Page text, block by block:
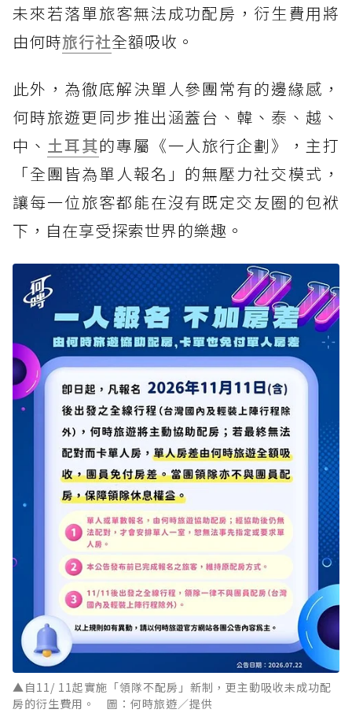
未來若落單旅客無法成功配房，衍生費用將
由何時旅行社全額吸收。
此外，為徹底解決單人參團常有的邊緣感，
何時旅遊更同步推出涵蓋台、韓、泰、越、
中、 土耳其的專屬《一人旅行企劃》，主打
「全團皆為單人報名」的無壓力社交模式，
讓每一位旅客都能在沒有既定交友圈的包袱
下，自在享受探索世界的樂趣。
▲自11/ 11起實施「領隊不配房」新制，更主動吸收未成功配
房的衍生費用。 圖：何時旅遊／提供